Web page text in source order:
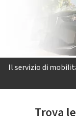
Il servizio di
Trova